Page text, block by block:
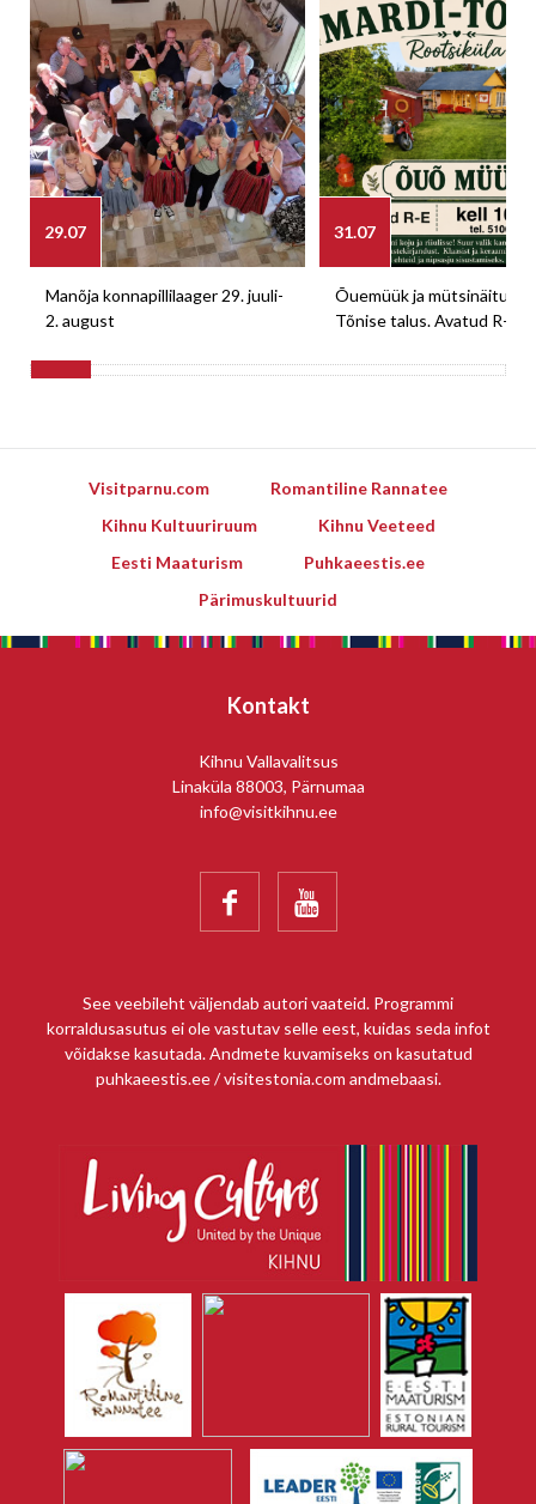
29.07
Manõja konnapillilaager 29. juuli-
2. august
31.07
Õuemüük ja mütsinäitus
Tõnise talus. Avatud R-E
Visitparnu.com
Romantiline Rannatee
Kihnu Kultuuriruum
Kihnu Veeteed
Eesti Maaturism
Puhkaeestis.ee
Pärimuskultuurid
Kontakt
Kihnu Vallavalitsus
Linaküla 88003, Pärnumaa
info@visitkihnu.ee
 
See veebileht väljendab autori vaateid. Programmi
korraldusasutus ei ole vastutav selle eest, kuidas seda infot
võidakse kasutada. Andmete kuvamiseks on kasutatud
puhkaeestis.ee / visitestonia.com andmebaasi.